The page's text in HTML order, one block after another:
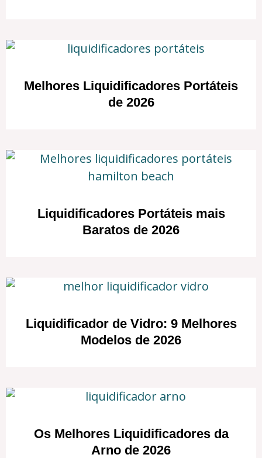
Melhores Liquidificadores Portáteis
de 2026
Liquidificadores Portáteis mais
Baratos de 2026
Liquidificador de Vidro: 9 Melhores
Modelos de 2026
Os Melhores Liquidificadores da
Arno de 2026